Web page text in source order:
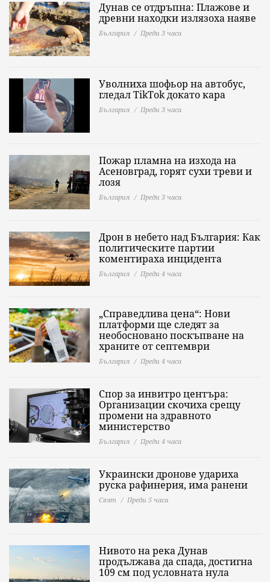
Дунав се отдръпна: Плажове и
древни находки излязоха наяве
България Преди 3 часа
Уволниха шофьор на автобус,
гледал TikTok докато кара
България Преди 3 часа
Пожар пламна на изхода на
Асеновград, горят сухи треви и
лозя
България Преди 3 часа
Дрон в небето над България: Как
политическите партии
коментираха инцидента
България Преди 4 часа
„Справедлива цена“: Нови
платформи ще следят за
необосновано поскъпване на
храните от септември
България Преди 4 часа
Спор за инвитро центъра:
Организации скочиха срещу
промени на здравното
министерство
България Преди 4 часа
Украински дронове удариха
руска рафинерия, има ранени
Свят Преди 5 часа
Нивото на река Дунав
продължава да спада, достигна
109 см под условната нула